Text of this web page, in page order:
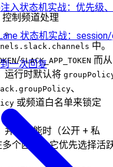
入状态机实战：优先级
状态机实战：
一次回复
控制频道处理
。
中。
/SLACK_APP_TOKEN 而从
运行时默认将
、
或频道白名单来锁定
并在可能时（公开 + 私
个匹配，它优先选择活